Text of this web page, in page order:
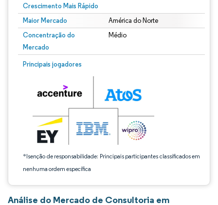
Crescimento Mais Rápido
Maior Mercado América do Norte
Concentração do
Mercado
Médio
Principais jogadores
*Isenção de responsabilidade: Principais participantes classificados em
nenhuma ordem específica
Imagem © Mordor Intelligence. O reuso requer atribuição conforme CC BY 4.0.
Análise do Mercado de Consultoria em